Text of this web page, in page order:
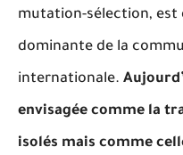
mutation-sélection, est
dominante de la
internationale.
envisagée comme la
isolés mais comme